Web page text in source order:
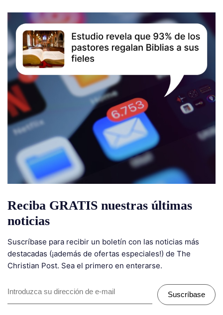
Reciba GRATIS nuestras últimas
noticias
Suscríbase para recibir un boletín con las noticias más
destacadas (¡además de ofertas especiales!) de The
Christian Post. Sea el primero en enterarse.
Suscríbase